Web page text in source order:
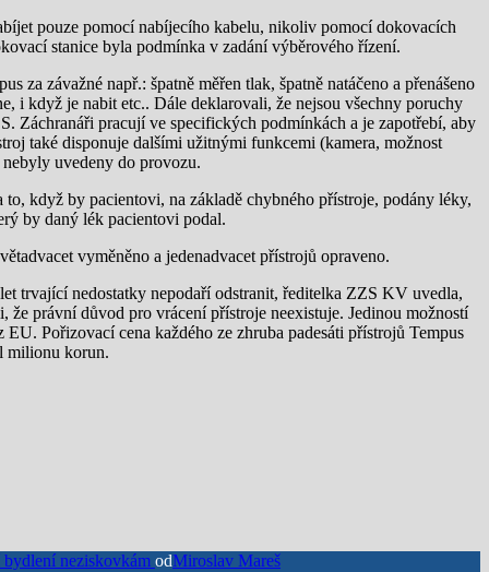
pouze pomocí nabíjecího kabelu, nikoliv pomocí dokovacích
stanice byla podmínka v zadání výběrového řízení.
závažné např.: špatně měřen tlak, špatně natáčeno a přenášeno
i když je nabit etc.. Dále deklarovali, že nejsou všechny poruchy
Záchranáři pracují ve specifických podmínkách a je zapotřebí, aby
také disponuje dalšími užitnými funkcemi (kamera, možnost
uvedeny do provozu.
když by pacientovi, na základě chybného přístroje, podány léky,
by daný lék pacientovi podal.
vyměněno a jedenadvacet přístrojů opraveno.
trvající nedostatky nepodaří odstranit, ředitelka ZZS KV uvedla,
právní důvod pro vrácení přístroje neexistuje. Jedinou možností
Pořizovací cena každého ze zhruba padesáti přístrojů Tempus
milionu korun.
neziskovkám odMiroslav Mareš